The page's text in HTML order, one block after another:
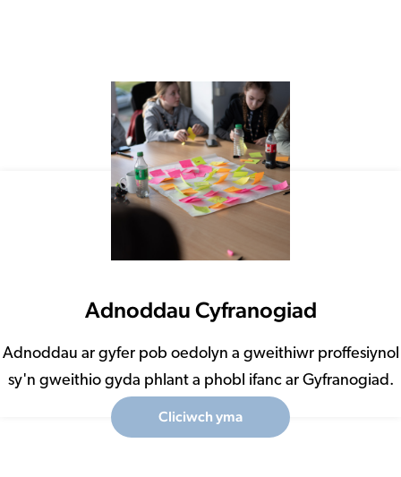
Adnoddau Cyfranogiad
Adnoddau ar gyfer pob oedolyn a gweithiwr proffesiynol
sy'n gweithio gyda phlant a phobl ifanc ar Gyfranogiad.
Cliciwch yma